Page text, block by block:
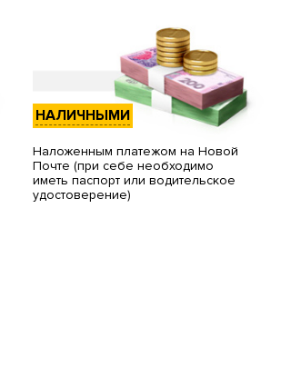
НАЛИЧНЫМИ
Наложенным платежом на Новой
Почте (при себе необходимо
иметь паспорт или водительское
удостоверение)